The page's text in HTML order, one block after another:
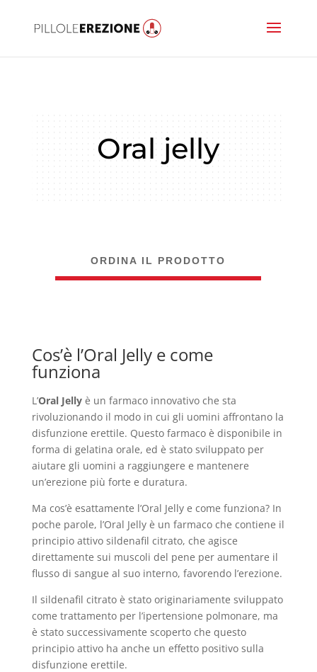
Oral jelly
ORDINA IL PRODOTTO
Cos’è l’Oral Jelly e come
funziona
L’Oral Jellyè un farmaco innovativo che sta
rivoluzionando il modo in cui gli uomini affrontano la
disfunzione erettile. Questo farmaco è disponibile in
forma di gelatina orale, ed è stato sviluppato per
aiutare gli uomini a raggiungere e mantenere
un’erezione più forte e duratura.
Ma cos’è esattamente l’Oral Jelly e come funziona? In
poche parole, l’Oral Jelly è un farmaco che contiene il
principio attivo sildenafil citrato, che agisce
direttamente sui muscoli del pene per aumentare il
flusso di sangue al suo interno, favorendo l’erezione.
Il sildenafil citrato è stato originariamente sviluppato
come trattamento per l’ipertensione polmonare, ma
è stato successivamente scoperto che questo
principio attivo ha anche un effetto positivo sulla
disfunzione erettile.